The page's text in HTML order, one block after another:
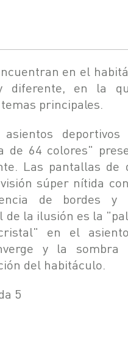
en el
diferente, en la
principales.
de 64 colores"
Las pantallas de
súper nítida
de bordes y
la ilusión es la
en el
y la sombra
del habitáculo.